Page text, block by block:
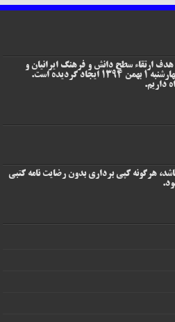
ارتقاء سطح دانش و فرهنگ ایرانیان و
خدمت رسانی به هم میهنان گرامی در چهارشنبه 1 بهمن 1394 ایجاد گردیده است.
داریم.
هرگونه کپی برداری بدون رضایت نامه کتبی